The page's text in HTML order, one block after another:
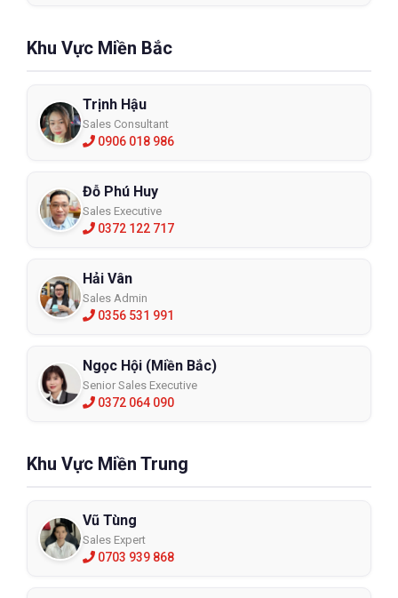
Tai nghe chống ồn Honeywell
1035145-VS
XEM CHI TIẾT
Chụp tai chống ồn VIAN H7B đeo cổ
Khu Vực Miền Bắc
Trịnh Hậu
Sales Consultant
0906 018 986
Đỗ Phú Huy
Sales Executive
0372 122 717
Hải Vân
Sales Admin
0356 531 991
Ngọc Hội (Miền Bắc)
Senior Sales Executive
0372 064 090
Khu Vực Miền Trung
Vũ Tùng
Sales Expert
0703 939 868